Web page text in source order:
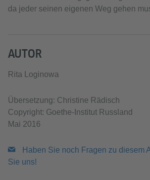
da jeder seinen eigenen Weg gehen
AUTOR
Rita Loginowa
Übersetzung: Christine Rädisch
Copyright: Goethe-Institut Russland
Mai 2016
Haben Sie noch Fragen zu diesem
Sie uns!